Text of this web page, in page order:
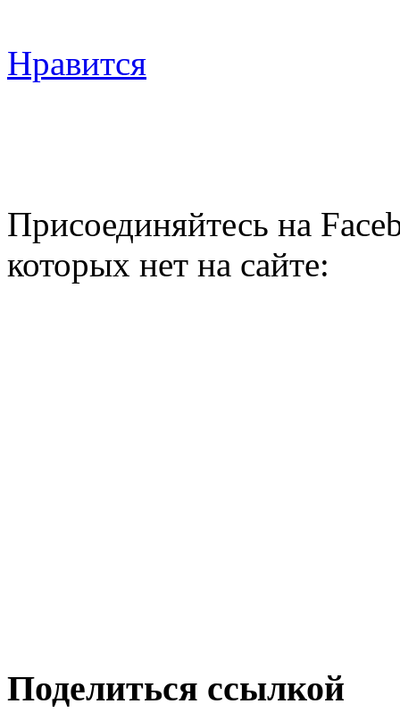
Нравится
Присоединяйтесь на
которых нет на сайте:
Поделиться ссылкой